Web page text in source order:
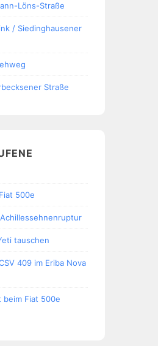
Löns-Straße
/ Siedinghausener
Straße
500e
tauschen
409 im Eriba Nova
beim Fiat 500e